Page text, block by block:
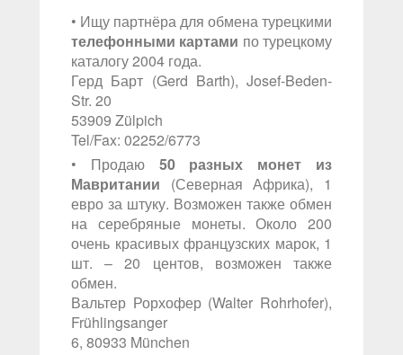
• Ищу партнёра для обмена турецкими
телефонными картами по турецкому
каталогу 2004 года.
Герд Барт (Gerd Barth), Josef-Beden-
Str. 20
53909 Zülpich
Tel/Fax: 02252/6773
• Продаю 50 разных монет из
Мавритании (Северная Африка), 1
евро за штуку. Возможен также обмен
на серебряные монеты. Около 200
очень красивых французских марок, 1
шт. – 20 центов, возможен также
обмен.
Вальтер Рорхофер (Walter Rohrhofer),
Frühlingsanger
6, 80933 München